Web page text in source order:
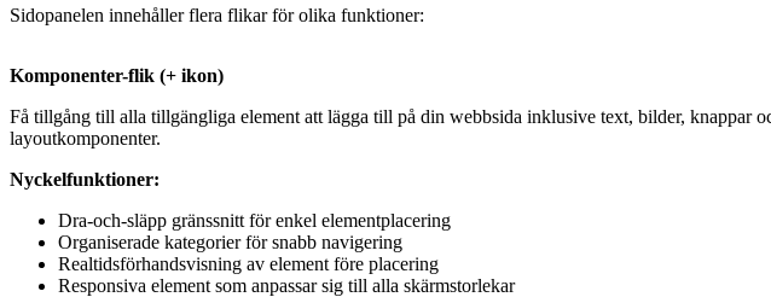
Sidopanelen innehåller flera flikar för olika funktioner:
Komponenter-flik (+ ikon)
Få tillgång till alla tillgängliga element att lägga till på din webbsida inklusive text, bilder, knappar
layoutkomponenter.
Nyckelfunktioner:
Dra-och-släpp gränssnitt för enkel elementplacering
Organiserade kategorier för snabb navigering
Realtidsförhandsvisning av element före placering
Responsiva element som anpassar sig till alla skärmstorlekar